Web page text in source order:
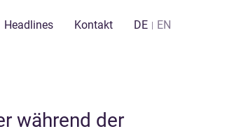
Headlines Kontakt DE EN
während der